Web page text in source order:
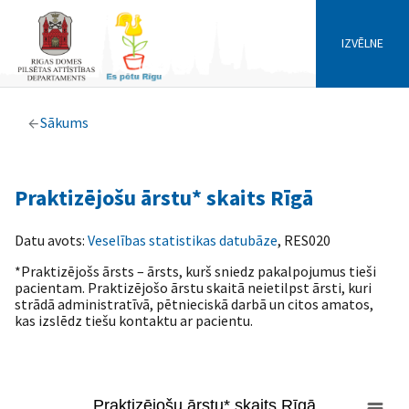
IZVĒLNE
Sākums
Praktizējošu ārstu* skaits Rīgā
Datu avots: Veselības statistikas datubāze, RES020
*Praktizējošs ārsts – ārsts, kurš sniedz pakalpojumus tieši
pacientam. Praktizējošo ārstu skaitā neietilpst ārsti, kuri
strādā administratīvā, pētnieciskā darbā un citos amatos,
kas izslēdz tiešu kontaktu ar pacientu.
Praktizējošu ārstu* skaits Rīgā